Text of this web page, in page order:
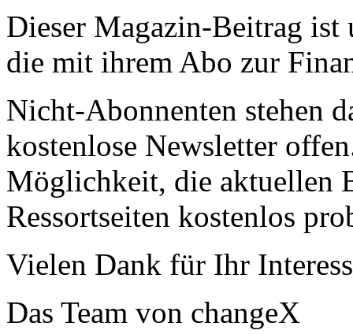
Dieser Magazin-Beitrag ist
die mit ihrem Abo zur
Nicht-Abonnenten stehen
kostenlose Newsletter
Möglichkeit, die aktuellen
Ressortseiten kostenlos
Vielen Dank für Ihr
Das Team von changeX